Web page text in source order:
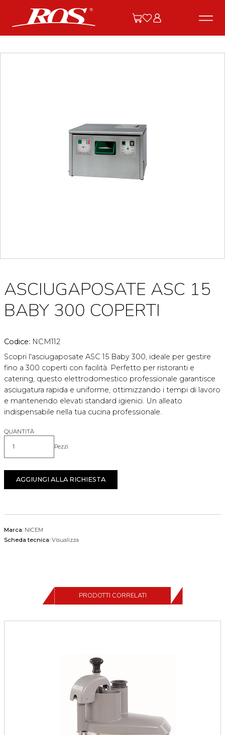
ASCIUGAPOSATE ASC 15
BABY 300 COPERTI
Codice: NCM112
Scopri l'asciugaposate ASC 15 Baby 300, ideale per gestire
fino a 300 coperti con facilità. Perfetto per ristoranti e
catering, questo elettrodomestico professionale garantisce
asciugatura rapida e uniforme, ottimizzando i tempi di lavoro
e mantenendo elevati standard igienici. Un alleato
indispensabile nella tua cucina professionale.
QUANTITÀ
Quantità Pezzi
AGGIUNGI ALLA RICHIESTA
Marca: NICEM
Scheda tecnica: Visualizza
PRODOTTI CORRELATI